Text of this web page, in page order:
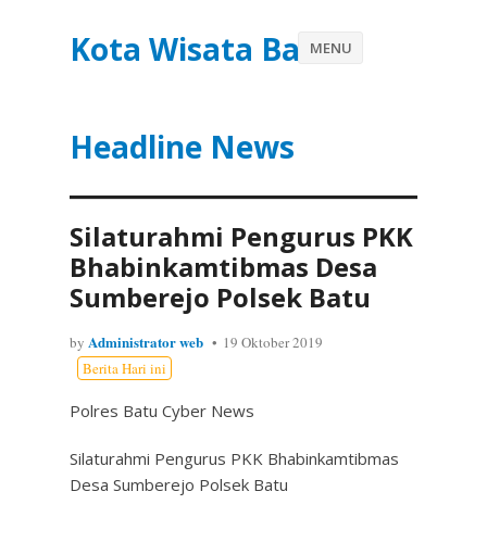
Kota Wisata Batu
Headline News
MENU
Silaturahmi Pengurus PKK
Bhabinkamtibmas Desa
Sumberejo Polsek Batu
by Administrator web
19 Oktober 2019
Berita Hari ini
Polres Batu Cyber News
Silaturahmi Pengurus PKK Bhabinkamtibmas
Desa Sumberejo Polsek Batu